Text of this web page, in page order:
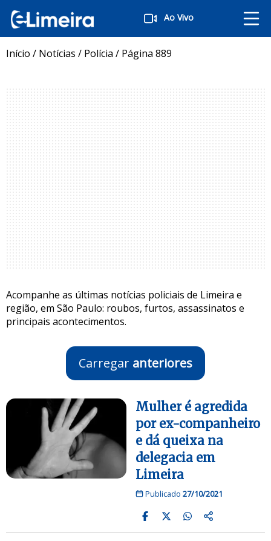
Ao Vivo
Início / Notícias / Polícia / Página 889
Acompanhe as últimas notícias policiais de Limeira e
região, em São Paulo: roubos, furtos, assassinatos e
principais acontecimentos.
Carregar anteriores
Mulher é agredida
por ex-companheiro
e dá queixa na
delegacia em
Limeira
Publicado 27/10/2021